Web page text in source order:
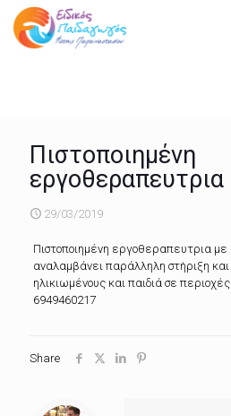
Πιστοποιημένη
εργοθεραπευτρια
29/03/2019
Πιστοποιημένη εργοθεραπευτρια
αναλαμβάνει παράλληλη στήριξη
ηλικιωμένους και παιδιά σε
6949460217
Share